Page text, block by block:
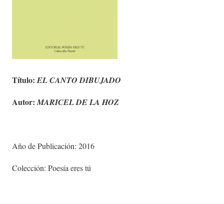
Título: EL CANTO DIBUJADO
Autor: MARICEL DE LA HOZ
Año de Publicación: 2016
Colección: Poesía eres tú